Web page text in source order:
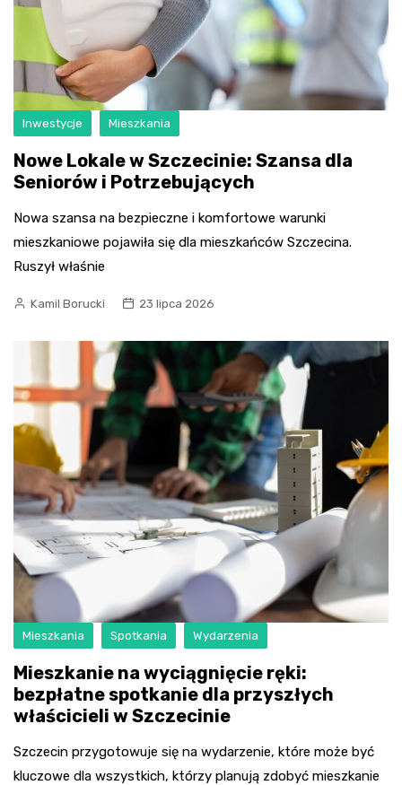
Inwestycje Mieszkania
Nowe Lokale w Szczecinie: Szansa dla
Seniorów i Potrzebujących
Nowa szansa na bezpieczne i komfortowe warunki
mieszkaniowe pojawiła się dla mieszkańców Szczecina.
Ruszył właśnie
Kamil Borucki 23 lipca 2026
Mieszkania Spotkania Wydarzenia
Mieszkanie na wyciągnięcie ręki:
bezpłatne spotkanie dla przyszłych
właścicieli w Szczecinie
Szczecin przygotowuje się na wydarzenie, które może być
kluczowe dla wszystkich, którzy planują zdobyć mieszkanie